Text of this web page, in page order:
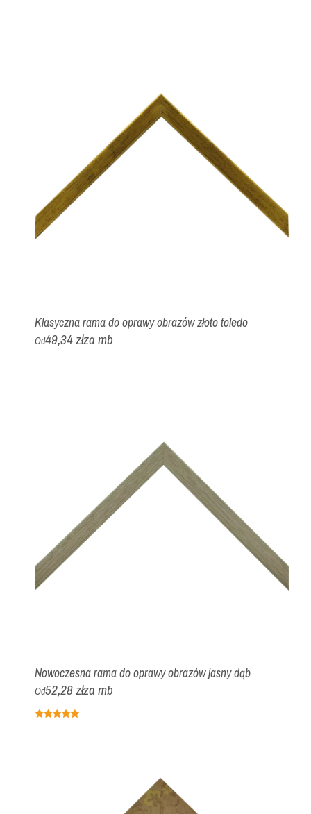
Klasyczna rama do oprawy obrazów złoto toledo
Od49,34 złza mb
Nowoczesna rama do oprawy obrazów jasny dąb
Od52,28 złza mb